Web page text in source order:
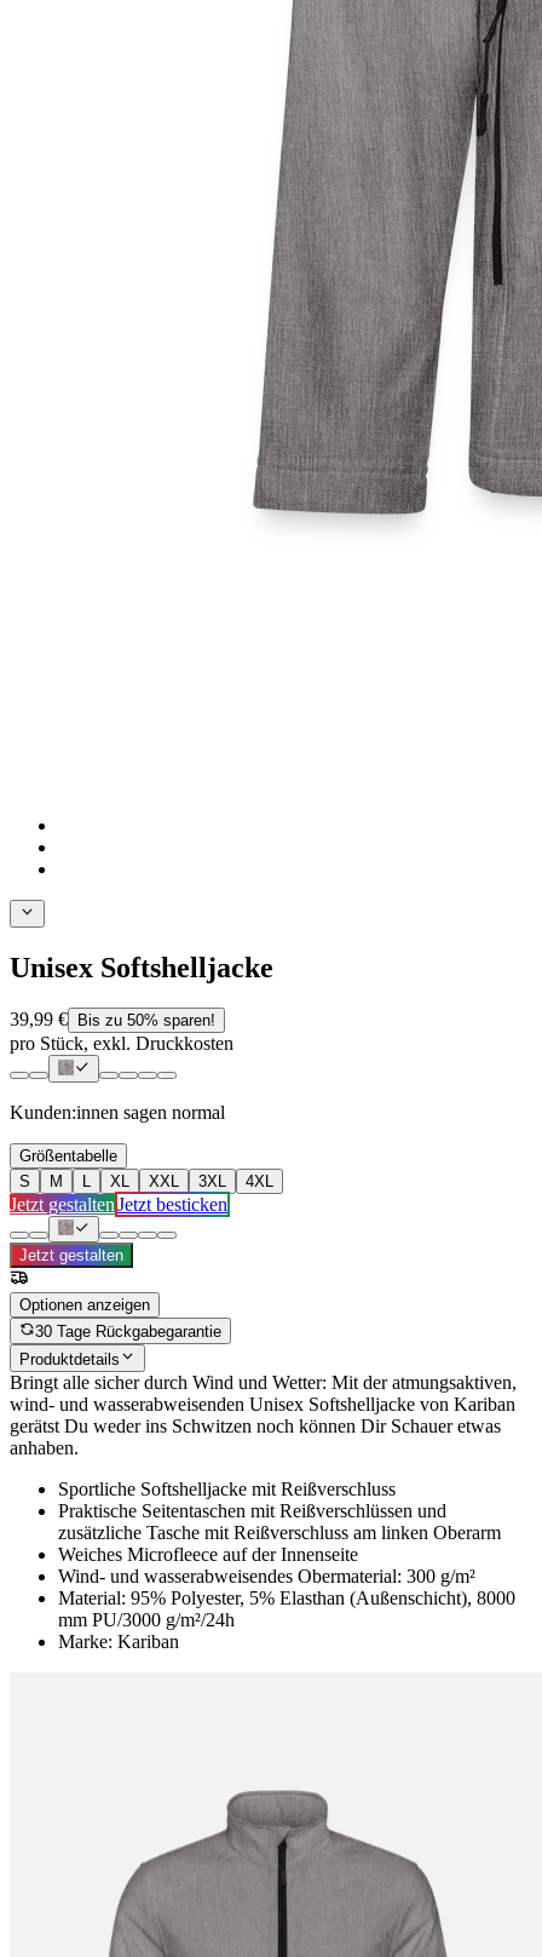
Unisex Softshelljacke
39,99 € Bis zu 50% sparen!
pro Stück, exkl. Druckkosten
Kunden:innen sagen normal
Größentabelle
S
M L XL XXL 3XL 4XL
Jetzt gestaltenJetzt besticken
Jetzt gestalten
Optionen anzeigen
30 Tage Rückgabegarantie
Produktdetails
Bringt alle sicher durch Wind und Wetter: Mit der atmungsaktiven,
wind- und wasserabweisenden Unisex Softshelljacke von Kariban
gerätst Du weder ins Schwitzen noch können Dir Schauer etwas
anhaben.
Sportliche Softshelljacke mit Reißverschluss
Praktische Seitentaschen mit Reißverschlüssen und
zusätzliche Tasche mit Reißverschluss am linken Oberarm
Weiches Microfleece auf der Innenseite
Wind- und wasserabweisendes Obermaterial: 300 g/m²
Material: 95% Polyester, 5% Elasthan (Außenschicht), 8000
mm PU/3000 g/m²/24h
Marke: Kariban